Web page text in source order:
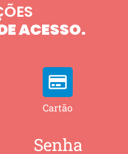
ACESSO.
Cartão
Senha